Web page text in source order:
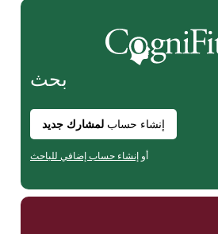
بحث
إنشاء حسابلمشارك جديد
أو إنشاء حساب إضافي للباحث